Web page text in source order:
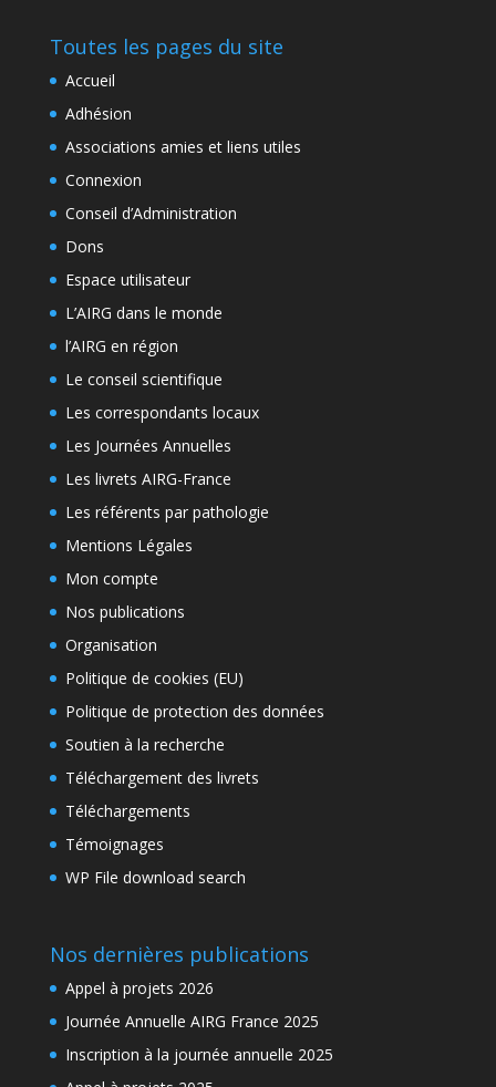
Toutes les pages du site
Accueil
Adhésion
Associations amies et liens utiles
Connexion
Conseil d’Administration
Dons
Espace utilisateur
L’AIRG dans le monde
l’AIRG en région
Le conseil scientifique
Les correspondants locaux
Les Journées Annuelles
Les livrets AIRG-France
Les référents par pathologie
Mentions Légales
Mon compte
Nos publications
Organisation
Politique de cookies (EU)
Politique de protection des données
Soutien à la recherche
Téléchargement des livrets
Téléchargements
Témoignages
WP File download search
Nos dernières publications
Appel à projets 2026
Journée Annuelle AIRG France 2025
Inscription à la journée annuelle 2025